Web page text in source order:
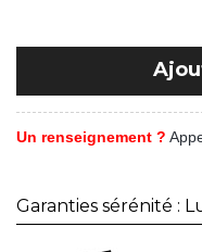
Un renseignement ?
Garanties sérénité :